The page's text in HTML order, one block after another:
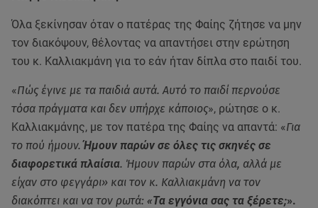
Όλα ξεκίνησαν όταν ο πατέρας της Φαίης ζήτησε να μην
τον διακόψουν, θέλοντας να απαντήσει στην ερώτηση
του κ. Καλλιακμάνη για το εάν ήταν δίπλα στο παιδί του.
«Πώς έγινε με τα παιδιά αυτά. Αυτό το παιδί περνούσε
τόσα πράγματα και δεν υπήρχε κάποιος», ρώτησε ο κ.
Καλλιακμάνης, με τον πατέρα της Φαίης να απαντά: «Για
το πού ήμουν.Ήμουν παρών σε όλες τις σκηνές σε
διαφορετικά πλαίσια. Ήμουν παρών στα όλα, αλλά με
είχαν στο φεγγάρι» και τον κ. Καλλιακμάνη να τον
διακόπτει και να τον ρωτά: «Τα εγγόνια σας τα ξέρετε;».